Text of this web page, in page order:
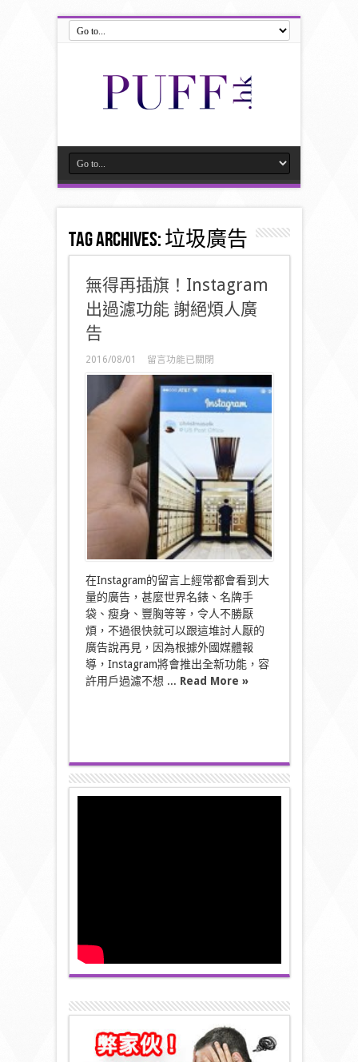
Tag Archives:垃圾廣告
無得再插旗！Instagram
出過濾功能 謝絕煩人廣
告
2016/08/01
在
〈無
再
插
旗！
Instagram
過
濾
功
能
謝
絕
煩
人
廣
告〉
中
留言功能已關閉
在Instagram的留言上經常都會看到大
量的廣告，甚麼世界名錶、名牌手
袋、瘦身、豐胸等等，令人不勝厭
煩，不過很快就可以跟這堆討人厭的
廣告說再見，因為根據外國媒體報
導，Instagram將會推出全新功能，容
許用戶過濾不想 ... Read More »